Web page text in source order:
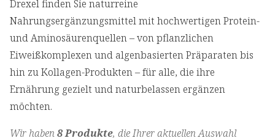
Drexel finden Sie naturreine
Nahrungsergänzungsmittel mit hochwertigen Protein-
und Aminosäurenquellen – von pflanzlichen
Eiweißkomplexen und algenbasierten Präparaten bis
hin zu Kollagen-Produkten – für alle, die ihre
Ernährung gezielt und naturbelassen ergänzen
möchten.
Wir haben8 Produkte, die Ihrer aktuellen Auswahl